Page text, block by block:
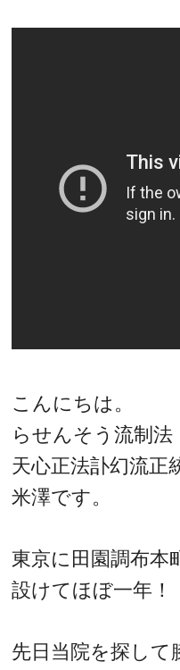
こんにちは。
らせんそう流制
天心正法訃幻流正
米澤です。
東京に田園調布本
設けてほぼ一年！
先日当院を探して